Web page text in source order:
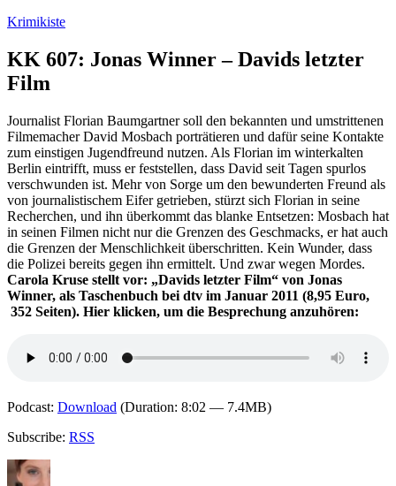
Zum
springen
Krimikiste
KK 607: Jonas Winner – Davids letzter
Film
Journalist Florian Baumgartner soll den bekannten und umstrittenen
Filmemacher David Mosbach porträtieren und dafür seine Kontakte
zum einstigen Jugendfreund nutzen. Als Florian im winterkalten
Berlin eintrifft, muss er feststellen, dass David seit Tagen spurlos
verschwunden ist. Mehr von Sorge um den bewunderten Freund als
von journalistischem Eifer getrieben, stürzt sich Florian in seine
Recherchen, und ihn überkommt das blanke Entsetzen: Mosbach hat
in seinen Filmen nicht nur die Grenzen des Geschmacks, er hat auch
die Grenzen der Menschlichkeit überschritten. Kein Wunder, dass
die Polizei bereits gegen ihn ermittelt. Und zwar wegen Mordes.
Carola Kruse stellt vor: „Davids letzter Film“ von Jonas
Winner, als Taschenbuch bei dtv im Januar 2011 (8,95 Euro,
352 Seiten). Hier klicken, um die Besprechung anzuhören:
Podcast: Download (Duration: 8:02 — 7.4MB)
Subscribe: RSS
Autor